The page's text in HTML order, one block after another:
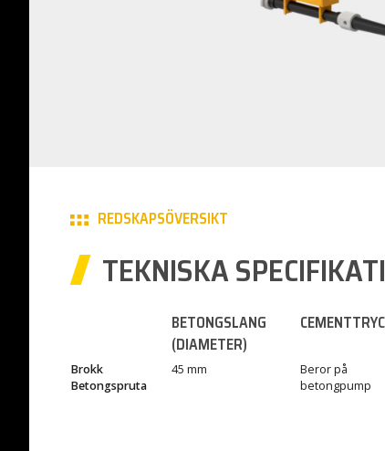
REDSKAPSÖVERSIKT
TEKNISKA
BETONGSLANG
(DIAMETER)
Brokk
Betongspruta
45 mm
Beror på
betongpump